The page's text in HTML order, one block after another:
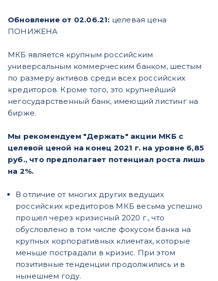
Обновление от 02.06.21: целевая цена
ПОНИЖЕНА
МКБ является крупным российским
универсальным коммерческим банком, шестым
по размеру активов среди всех российских
кредиторов. Кроме того, это крупнейший
негосударственный банк, имеющий листинг на
бирже.
Мы рекомендуем "Держать" акции МКБ с
целевой ценой на конец 2021 г. на уровне 6,85
руб., что предполагает потенциал роста лишь
на 2%.
В отличие от многих других ведущих
российских кредиторов МКБ весьма успешно
прошел через кризисный 2020 г., что
обусловлено в том числе фокусом банка на
крупных корпоративных клиентах, которые
меньше пострадали в кризис. При этом
позитивные тенденции продолжились и в
нынешнем году.